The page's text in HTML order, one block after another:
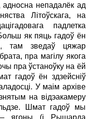
адносна непадалёк ад
Літоўскага, на
падлетка
як пяць гадоў ён
там зведаў цяжар
пра магілу якога
пра ўстаноўку на ёй
гадоў ён здзейсніў
У маім архіве
на відэакамеру
Шмат гадоў мы
ягоны (і Рышарда